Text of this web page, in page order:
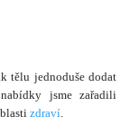
tělu jednoduše dodat
jsme zařadili
zdraví.